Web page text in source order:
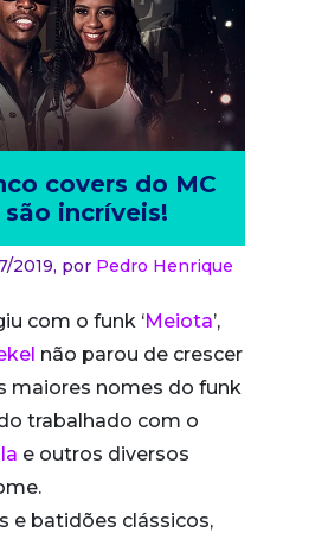
covers do MC
incríveis!
2019, por Pedro Henrique
com o funk ‘Meiota’,
não parou de crescer
maiores nomes do funk
trabalhado com o
e outros diversos
e batidões clássicos,